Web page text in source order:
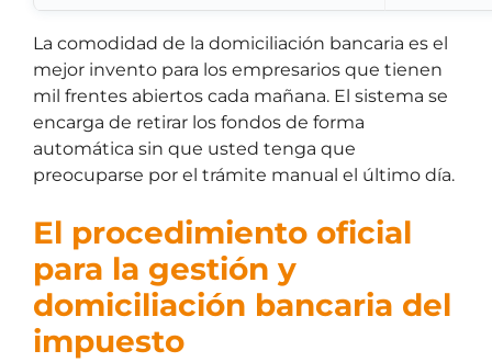
La comodidad de la domiciliación bancaria es el
mejor invento para los empresarios que tienen
mil frentes abiertos cada mañana. El sistema se
encarga de retirar los fondos de forma
automática sin que usted tenga que
preocuparse por el trámite manual el último día.
El procedimiento oficial
para la gestión y
domiciliación bancaria del
impuesto